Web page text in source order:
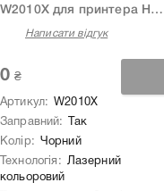
W2010X для принтера HP
CLJ Enterprise MFP
Написати відгук
0 ₴
Артикул
W2010X
Заправний
Так
Колір
Чорний
Технологія
Лазерний
кольоровий